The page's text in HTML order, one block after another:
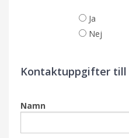
Ja
Nej
Kontaktuppgifter till
Namn